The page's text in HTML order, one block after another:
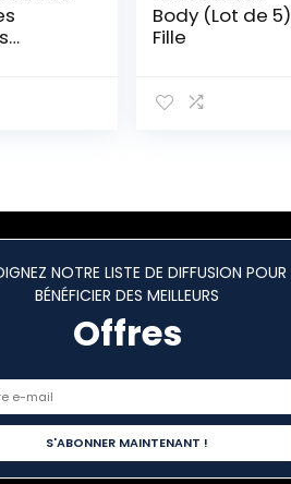
Body (Lot de 5)
Fille
NOTRE LISTE DE DIFFUSION POUR
BÉNÉFICIER DES MEILLEURS
Offres